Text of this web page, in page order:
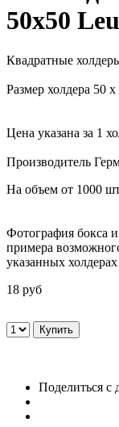
50х50
Квадратные
Размер холдера 50
Цена указана за 1
Производитель
На объем от 1000
Фотография бокса и
примера
указанных холдерах
18 руб
Поделиться с